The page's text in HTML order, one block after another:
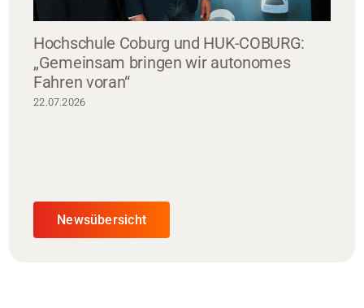
Hochschule Coburg und HUK-COBURG:
„Gemeinsam bringen wir autonomes
Fahren voran“
22.07.2026
Newsübersicht